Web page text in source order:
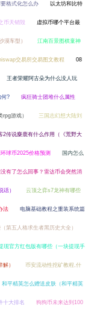
格式化怎么办 以太坊和比特
币天销毁 虚拟币哪个平台最
漠车型） 江南百景图棋童神
交易所交易图文教程 08
王者荣耀阿古朵为什么没人玩
何? 疯狂骑士团堆什么属性
游戏） 三国志幻想大陆刘
2传说麋鹿有什么作用（《荒野大
球币2025价格预测 国内怎么
有了怎么回事？雷达币会突然消
） 云顶之弈s7龙神有哪些
法 电脑基础教程之重装系统篇
第五人格求生者黑历史大全）
现官方红包版有哪些（一块提现手
） 币安流动性挖矿教程,什
和平精英怎么赠送皮肤（和平精英
十大排名 狗狗币未来达到100